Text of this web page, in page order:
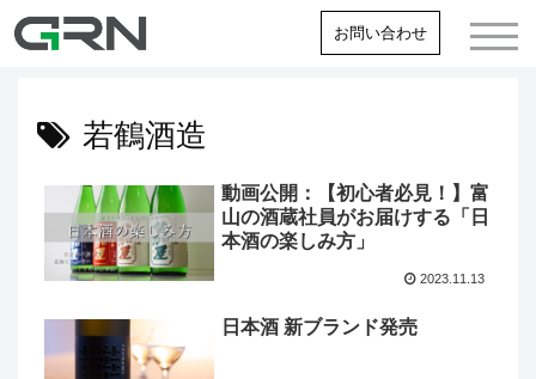
お問い合わせ
GRN WORK
若鶴酒造
動画公開：【初心者必見！】富
山の酒蔵社員がお届けする「日
本酒の楽しみ方」
2023.11.13
日本酒 新ブランド発売